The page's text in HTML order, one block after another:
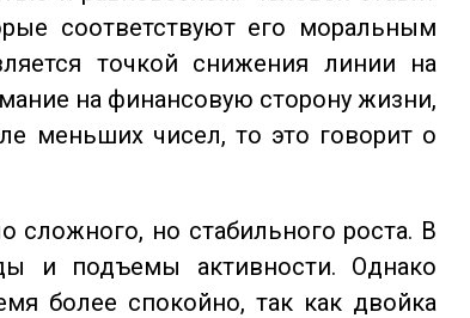
соответствуют его моральным
точкой снижения линии на
на финансовую сторону жизни,
меньших чисел, то это говорит о
сложного, но стабильного роста. В
и подъемы активности. Однако
более спокойно, так как двойка